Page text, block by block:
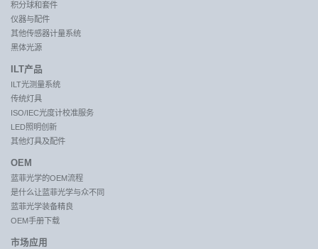
积分球和套件
仪器与配件
其他传感器计量系统
黑体光源
ILT产品
ILT光测量系统
传统灯具
ISO/IEC光度计校准服务
LED照明创新
其他灯具及配件
OEM
蓝菲光学的OEM流程
是什么让蓝菲光学与众不同
蓝菲光学装备精良
OEM手册下载
市场应用